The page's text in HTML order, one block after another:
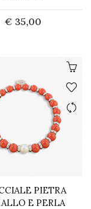
€ 35,00
PIETRA
E PERLA